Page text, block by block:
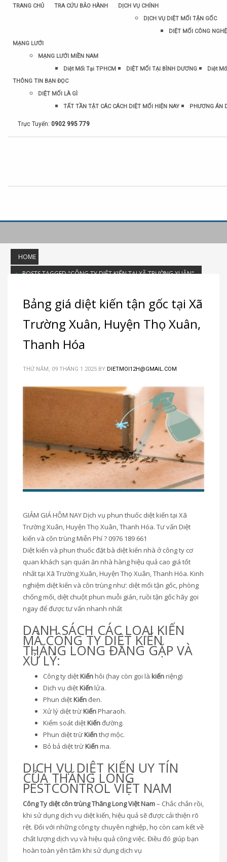
TRANG CHỦ TRA CỨU BẢO HÀNH
DỊCH VỤ CHÍNH
DỊCH VỤ DIỆT MỐI TẬN GỐC
DIỆT MỐI CÔNG
MẠNG LƯỚI
MẠNG LƯỚI MIỀN NAM
Diệt Mối Tại TPHCM
DIỆT MỐI TẠI BÌNH DƯƠNG
Diệt
THÔNG TIN BẠN ĐỌC
DIỆT MỐI LÀ GÌ
TẤT TẦN TẬT CÁC CÁCH DIỆT MỐI HIỆN NAY
PHƯƠNG ÁN
Trực Tuyến: 0902 995 779
HOME
POSTS TAGGED "CÔNG TY DIỆT KIẾN TẠI XÃ TRƯỜNG XUÂN"
Tag: công ty diệt kiến tại Xã Trường
Bảng giá diệt kiến tận gốc tại Xã
Trường Xuân, Huyện Thọ Xuân,
Thanh Hóa
THỨ NĂM, 09 THÁNG 1 2025 BY DIETMOI12H@GMAIL.COM
GIẢM GIÁ HÔM NAY Dịch vụ phun thuốc diệt kiến tại Xã
Trường Xuân, Huyện Thọ Xuân, Thanh Hóa. Tư vấn Diệt
kiến và côn trùng Miễn Phí ? 0976 189 661
Diệt kiến và phun thuốc đặt bà diệt kiến nhà ở công ty cơ
quan khách sạn quán ăn nhà hàng hiệu quả cao giá tốt
nhất tại Xã Trường Xuân, Huyện Thọ Xuân, Thanh Hóa. Kinh
nghiệm diệt kiến và côn trùng như: diệt mối tận gốc, phòng
chống mối, diệt chuột phun muỗi gián, ruồi tận gốc hãy gọi
ngay để được tư vấn nhanh nhất
DANH SÁCH CÁC LOẠI KIẾN
MÀ CÔNG TY DIỆT KIẾN
THĂNG LONG ĐĂNG GẶP VÀ
XỬ LÝ:
Công ty diệtKiếnhôi (hay còn gọi là kiếnriệng)
Dịch vụ diệtKiếnlửa.
Phun diệtKiếnđen.
Xử lý diệt trừKiếnPharaoh.
Kiểm soát diệtKiếnđường.
Phun diệt trừKiếnthợ mộc.
Bỏ bả diệt trừKiếnma.
DỊCH VỤ DIỆT KIẾN UY TÍN
CỦA THĂNG LONG
PESTCONTROL VIỆT NAM
Công Ty diệt côn trùng Thăng Long Việt Nam– Chắc chắn rồi,
khi sử dụng dịch vụ diệt kiến, hiệu quả sẽ được cải thiện rõ
rệt. Đối với những công ty chuyên nghiệp, họ còn cam kết về
chất lượng dịch vụ và hiệu quả công việc. Điều đó giúp bạn
hoàn toàn yên tâm khi sử dụng dịch vụ